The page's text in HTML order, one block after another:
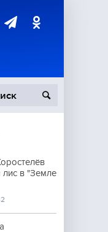
лис в "Земле